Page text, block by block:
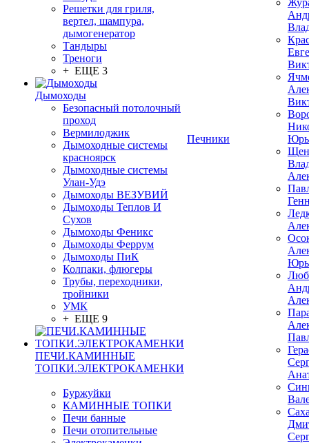
Решетки для гриля,
вертел, шампура,
дымогенератор
Тандыры
Треноги
+ ЕЩЕ 3
Дымоходы
Безопасный потолочный
проход
Вермилоджик
Дымоходные системы
красноярск
Дымоходные системы
Улан-Удэ
Дымоходы ВЕЗУВИЙ
Дымоходы Теплов И
Сухов
Дымоходы Феникс
Дымоходы Феррум
Дымоходы ПиК
Колпаки, флюгеры
Трубы, переходники,
тройники
УМК
+ ЕЩЕ 9
ПЕЧИ.КАМИННЫЕ
ТОПКИ.ЭЛЕКТРОКАМЕНКИ
Буржуйки
КАМИННЫЕ ТОПКИ
Печи банные
Печи отопительные
Печники